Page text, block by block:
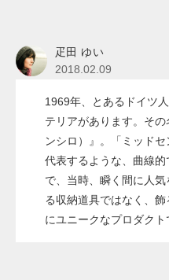
疋田 ゆい
2018.02.09
1969年、とあるドイツ
テリアがあります。そ
ンシロ）』。「ミッド
代表するような、曲線
で、当時、瞬く間に人
る収納道具ではなく、
にユニークなプロダクト